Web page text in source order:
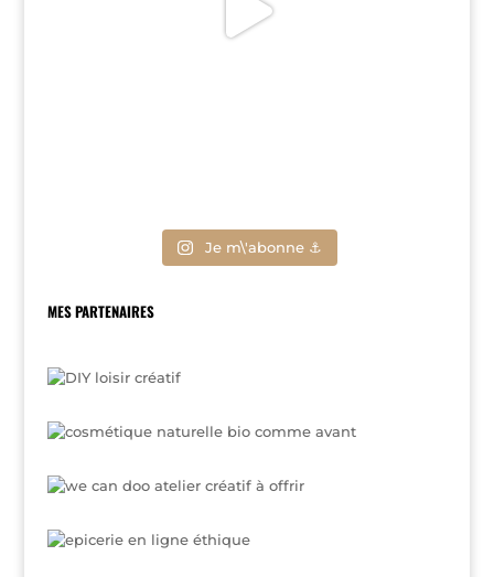
Je m\'abonne ⚓
MES PARTENAIRES